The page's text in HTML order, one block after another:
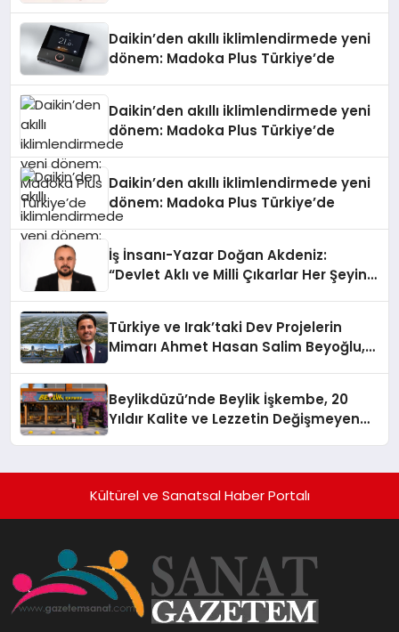
Daikin’den akıllı iklimlendirmede yeni
dönem: Madoka Plus Türkiye’de
Daikin’den akıllı iklimlendirmede yeni
dönem: Madoka Plus Türkiye’de
Daikin’den akıllı iklimlendirmede yeni
dönem: Madoka Plus Türkiye’de
İş İnsanı-Yazar Doğan Akdeniz:
“Devlet Aklı ve Milli Çıkarlar Her Şeyin
Türkiye ve Irak’taki Dev Projelerin
Mimarı Ahmet Hasan Salim Beyoğlu,
Hayata Geçirecek
Beylikdüzü’nde Beylik İşkembe, 20
Yıldır Kalite ve Lezzetin Değişmeyen
Kültürel ve Sanatsal Haber Portalı